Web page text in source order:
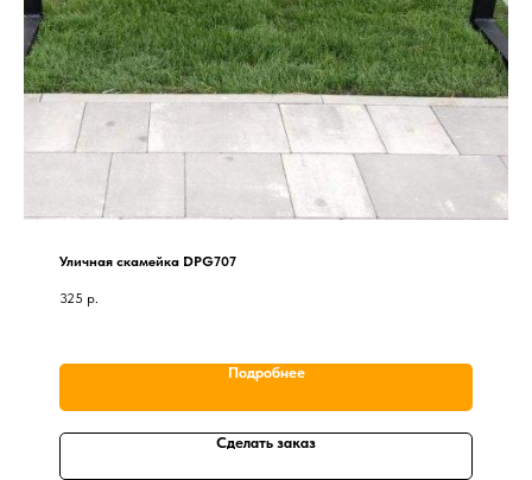
Уличная скамейка DPG707
325 р.
Подробнее
Сделать заказ